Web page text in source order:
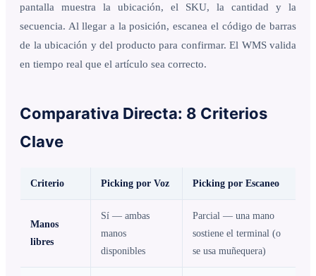
pantalla muestra la ubicación, el SKU, la cantidad y la
secuencia. Al llegar a la posición, escanea el código de barras
de la ubicación y del producto para confirmar. El WMS valida
en tiempo real que el artículo sea correcto.
Comparativa Directa: 8 Criterios
Clave
Criterio Picking por Voz Picking por Escaneo
Manos
libres
Sí — ambas
manos
disponibles
Parcial — una mano
sostiene el terminal (o
se usa muñequera)